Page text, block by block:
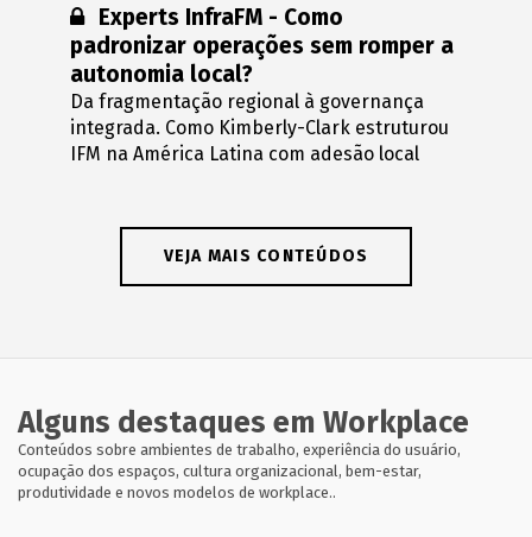
Conteúdo restrito:
Experts InfraFM - Como
padronizar operações sem romper a
autonomia local?
Da fragmentação regional à governança
integrada. Como Kimberly-Clark estruturou
IFM na América Latina com adesão local
VEJA MAIS CONTEÚDOS
Alguns destaques em Workplace
Conteúdos sobre ambientes de trabalho, experiência do usuário,
ocupação dos espaços, cultura organizacional, bem-estar,
produtividade e novos modelos de workplace..